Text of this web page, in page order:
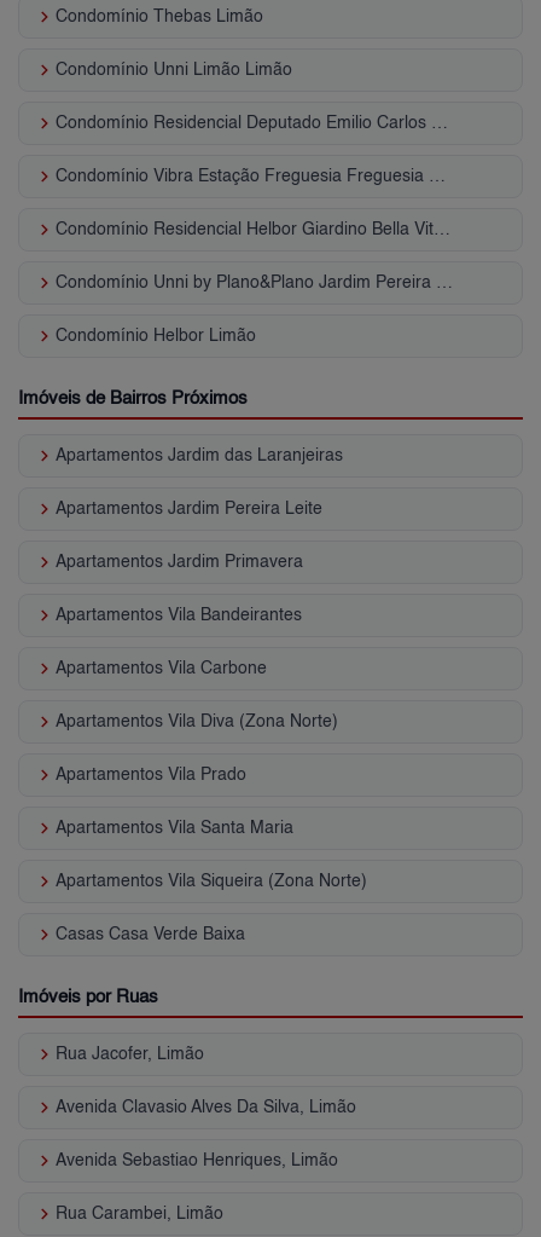
keyboard_arrow_right Condomínio Thebas Limão
keyboard_arrow_right Condomínio Unni Limão Limão
keyboard_arrow_right
keyboard_arrow_right
keyboard_arrow_right
keyboard_arrow_right
keyboard_arrow_right Condomínio Helbor Limão
Imóveis de Bairros Próximos
keyboard_arrow_right Apartamentos Jardim das Laranjeiras
keyboard_arrow_right Apartamentos Jardim Pereira Leite
keyboard_arrow_right Apartamentos Jardim Primavera
keyboard_arrow_right Apartamentos Vila Bandeirantes
keyboard_arrow_right Apartamentos Vila Carbone
keyboard_arrow_right Apartamentos Vila Diva (Zona Norte)
keyboard_arrow_right Apartamentos Vila Prado
keyboard_arrow_right Apartamentos Vila Santa Maria
keyboard_arrow_right Apartamentos Vila Siqueira (Zona Norte)
keyboard_arrow_right Casas Casa Verde Baixa
Imóveis por Ruas
keyboard_arrow_right Rua Jacofer, Limão
keyboard_arrow_right Avenida Clavasio Alves Da Silva, Limão
keyboard_arrow_right Avenida Sebastiao Henriques, Limão
keyboard_arrow_right Rua Carambei, Limão